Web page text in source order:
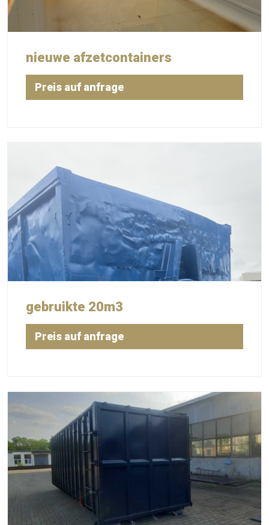
nieuwe afzetcontainers
Preis auf anfrage
gebruikte 20m3
Preis auf anfrage